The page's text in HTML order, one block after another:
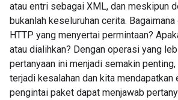
atau entri sebagai XML, dan meskipun
bukanlah keseluruhan cerita.
HTTP yang menyertai permintaan?
atau dialihkan? Dengan operasi yang
pertanyaan ini menjadi semakin
terjadi kesalahan dan kita mendapatkan
pengintai paket dapat menjawab